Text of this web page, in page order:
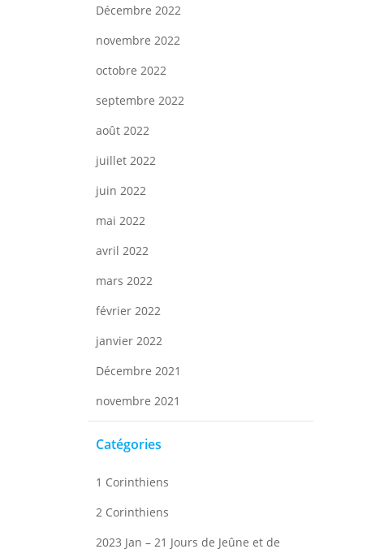
Décembre 2022
novembre 2022
octobre 2022
septembre 2022
août 2022
juillet 2022
juin 2022
mai 2022
avril 2022
mars 2022
février 2022
janvier 2022
Décembre 2021
novembre 2021
Catégories
1 Corinthiens
2 Corinthiens
2023 Jan – 21 Jours de Jeûne et de